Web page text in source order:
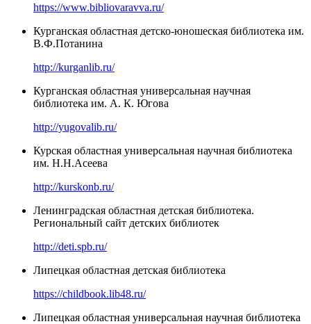
https://www.bibliovaravva.ru/
Курганская областная детско-юношеская библиотека им.
В.Ф.Потанина
http://kurganlib.ru/
Курганская областная универсальная научная
библиотека им. А. К. Югова
http://yugovalib.ru/
Курская областная универсальная научная библиотека
им. Н.Н.Асеева
http://kurskonb.ru/
Ленинградская областная детская библиотека.
Региональный сайт детских библиотек
http://deti.spb.ru/
Липецкая областная детская библиотека
https://childbook.lib48.ru/
Липецкая областная универсальная научная библиотека